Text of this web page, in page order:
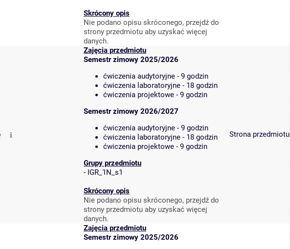
Skrócony opis
Nie podano opisu skróconego, przejdź do
strony przedmiotu aby uzyskać więcej
danych.
Zajęcia przedmiotu
Semestr zimowy 2025/2026
ćwiczenia audytoryjne - 9 godzin
ćwiczenia laboratoryjne - 18 godzin
ćwiczenia projektowe - 9 godzin
Semestr zimowy 2026/2027
ćwiczenia audytoryjne - 9 godzin
ćwiczenia laboratoryjne - 18 godzin
ćwiczenia projektowe - 9 godzin
Grupy przedmiotu
- IGR_1N_s1
Skrócony opis
Nie podano opisu skróconego, przejdź do
strony przedmiotu aby uzyskać więcej
danych.
Strona przedmiotu
Zajęcia przedmiotu
Semestr zimowy 2025/2026